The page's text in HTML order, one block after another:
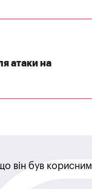
атаки на
він був корисним